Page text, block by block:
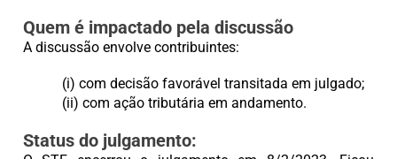
Quem é impactado pela discussão
A discussão envolve contribuintes:
(i) com decisão favorável transitada em julgado;
(ii) com ação tributária em andamento.
Status do julgamento: